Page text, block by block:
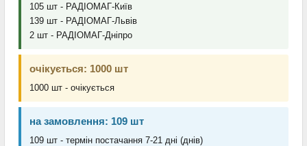
105 шт - РАДІОМАГ-Київ
139 шт - РАДІОМАГ-Львів
2 шт - РАДІОМАГ-Дніпро
очікується: 1000 шт
1000 шт - очікується
на замовлення: 109 шт
109 шт - термін постачання 7-21 дні (днів)